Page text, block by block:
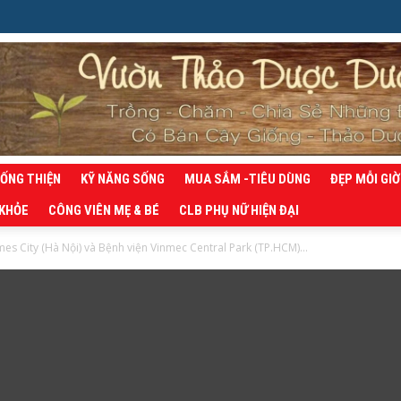
THIỆN KỸ NĂNG SỐNG MUA SẮM -TIÊU DÙNG
ĐẸP MỖI GIỜ
CÔNG VIÊN MẸ & BÉ CLB PHỤ NỮ HIỆN ĐẠI
City (Hà Nội) và Bệnh viện Vinmec Central Park (TP.HCM)...